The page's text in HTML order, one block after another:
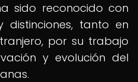
sido reconocido con
distinciones, tanto en
por su trabajo
y evolución del